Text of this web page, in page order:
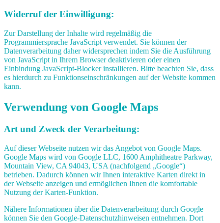
Widerruf der Einwilligung:
Zur Darstellung der Inhalte wird regelmäßig die
Programmiersprache JavaScript verwendet. Sie können der
Datenverarbeitung daher widersprechen indem Sie die Ausführung
von JavaScript in Ihrem Browser deaktivieren oder einen
Einbindung JavaScript-Blocker installieren. Bitte beachten Sie, dass
es hierdurch zu Funktionseinschränkungen auf der Website kommen
kann.
Verwendung von Google Maps
Art und Zweck der Verarbeitung:
Auf dieser Webseite nutzen wir das Angebot von Google Maps.
Google Maps wird von Google LLC, 1600 Amphitheatre Parkway,
Mountain View, CA 94043, USA (nachfolgend „Google“)
betrieben. Dadurch können wir Ihnen interaktive Karten direkt in
der Webseite anzeigen und ermöglichen Ihnen die komfortable
Nutzung der Karten-Funktion.
Nähere Informationen über die Datenverarbeitung durch Google
können Sie den Google-Datenschutzhinweisen entnehmen. Dort